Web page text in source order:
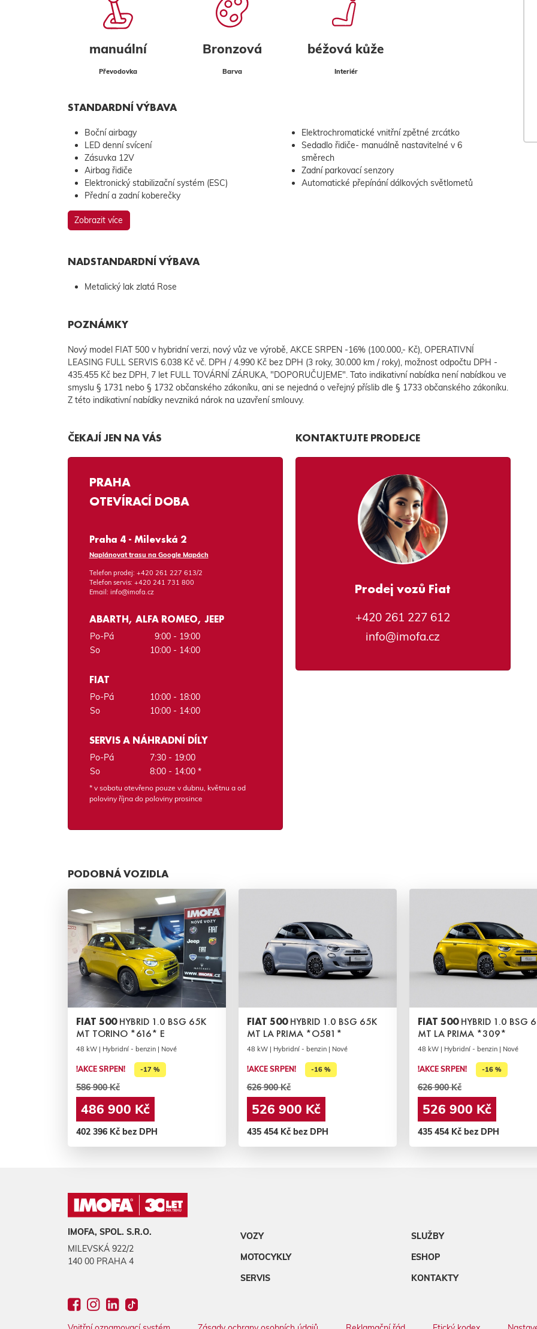
manuální
Převodovka
Bronzová
Barva
béžová kůže
Interiér
STANDARDNÍ VÝBAVA
Boční airbagy
LED denní svícení
Zásuvka 12V
Airbag řidiče
Elektronický stabilizační systém (ESC)
Přední a zadní koberečky
Elektrochromatické vnitřní zpětné zrcátko
Sedadlo řidiče- manuálně nastavitelné v 6
směrech
Zadní parkovací senzory
Automatické přepínání dálkových světlometů
Zobrazit více
NADSTANDARDNÍ VÝBAVA
Metalický lak zlatá Rose
POZNÁMKY
Nový model FIAT 500 v hybridní verzi, nový vůz ve výrobě, AKCE SRPEN -16% (100.000,- Kč), OPERATIVNÍ
LEASING FULL SERVIS 6.038 Kč vč. DPH / 4.990 Kč bez DPH (3 roky, 30.000 km / roky), možnost odpočtu DPH -
435.455 Kč bez DPH, 7 let FULL TOVÁRNÍ ZÁRUKA, "DOPORUČUJEME". Tato indikativní nabídka není nabídkou ve
smyslu § 1731 nebo § 1732 občanského zákoníku, ani se nejedná o veřejný příslib dle § 1733 občanského zákoníku.
Z této indikativní nabídky nevzniká nárok na uzavření smlouvy.
ČEKAJÍ JEN NA VÁS
PRAHA
OTEVÍRACÍ DOBA
Praha 4 - Milevská 2
Naplánovat trasu na Google Mapách
Telefon prodej: +420 261 227 613/2
Telefon servis: +420 241 731 800
Email: info@imofa.cz
ABARTH, ALFA ROMEO, JEEP
Po-Pá
9:00 - 19:00
So
10:00 - 14:00
FIAT
Po-Pá
10:00 - 18:00
So
10:00 - 14:00
SERVIS A NÁHRADNÍ DÍLY
Po-Pá
7:30 - 19:00
So
8:00 - 14:00 *
* v sobotu otevřeno pouze v dubnu, květnu a od
poloviny října do poloviny prosince
KONTAKTUJTE PRODEJCE
Prodej vozů Fiat
+420 261 227 612
info@imofa.cz
PODOBNÁ VOZIDLA
FIAT 500HYBRID 1.0 BSG 65K
MT TORINO *616* E
48 kW | Hybridní - benzin | Nové
!AKCE SRPEN! -17 %
586 900 Kč
486 900 Kč
402 396 Kč bez DPH
FIAT 500HYBRID 1.0 BSG 65K
MT LA PRIMA *O581*
48 kW | Hybridní - benzin | Nové
!AKCE SRPEN! -16 %
626 900 Kč
526 900 Kč
435 454 Kč bez DPH
FIAT 500HYBRID 1.0 BSG
MT LA PRIMA *309*
48 kW | Hybridní - benzin | Nové
!AKCE SRPEN! -16 %
626 900 Kč
526 900 Kč
435 454 Kč bez DPH
IMOFA, SPOL. S.R.O.
MILEVSKÁ 922/2
140 00 PRAHA 4
VOZY
MOTOCYKLY
SERVIS
SLUŽBY
ESHOP
KONTAKTY